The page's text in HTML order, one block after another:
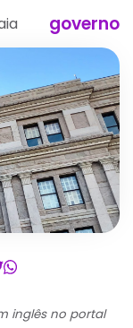
governo
inglês no portal